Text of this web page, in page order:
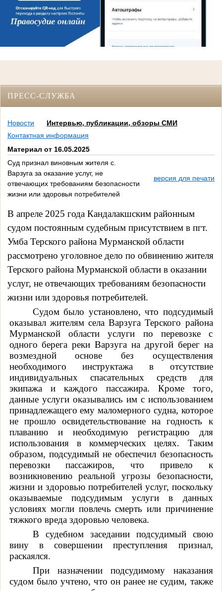
ПРЕСС-СЛУЖБА
Новости
Интервью, публикации, обзоры СМИ
Контактная информация
Материал от 16.05.2025
Суд признал виновным жителя с.
Варзуга за оказание услуг, не
отвечающих требованиям безопасности
жизни или здоровья потребителей
версия для печати
В апреле 2025 года Кандалакшским районным
судом постоянным судебным присутствием в пгт.
Умба Терского района Мурманской области
рассмотрено уголовное дело по обвинению жителя
Терского района Мурманской области в оказании
услуг, не отвечающих требованиям безопасности
жизни или здоровья потребителей.
Судом было установлено, что подсудимый
оказывал жителям села Варзуга Терского района
Мурманской области услуги по перевозке с
одного берега реки Варзуга на другой берег на
возмездной основе без осуществления
необходимого инструктажа в отсутствие
индивидуальных спасательных средств для
экипажа и каждого пассажира. Кроме того,
данные услуги оказывались им с использованием
принадлежащего ему маломерного судна, которое
не прошло освидетельствование на годность к
плаванию и необходимую регистрацию для
использования в коммерческих целях. Таким
образом, подсудимый не обеспечил безопасность
перевозки пассажиров, что привело к
возникновению реальной угрозы безопасности,
жизни и здоровью потребителей услуг, поскольку
оказываемые подсудимым услуги в данных
условиях могли повлечь смерть или причинение
тяжкого вреда здоровью человека.
В судебном заседании подсудимый свою
вину в совершении преступления признал,
раскаялся.
При назначении подсудимому наказания
судом было учтено, что он ранее не судим, также